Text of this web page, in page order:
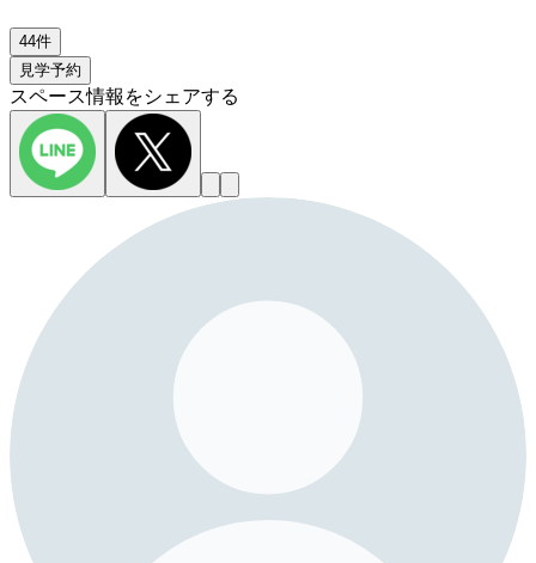
44件
見学予約
スペース情報をシェアする